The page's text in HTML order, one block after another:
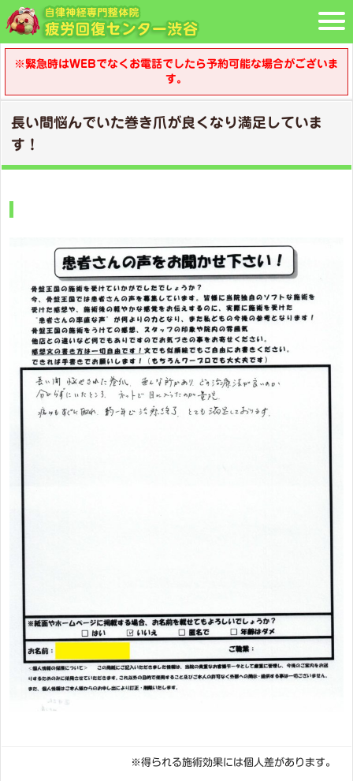
※緊急時はWEBでなくお電話でしたら予約可能な場合がございま
す。
長い間悩んでいた巻き爪が良くなり満足していま
す！
※得られる施術効果には個人差があります。